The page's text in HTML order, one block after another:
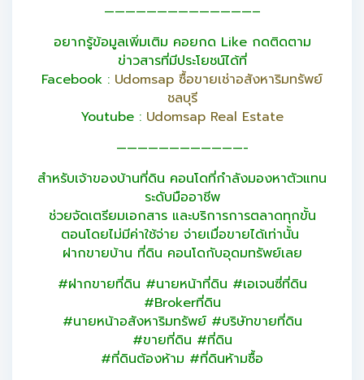
——————————————–
อยากรู้ข้อมูลเพิ่มเติม คอยกด Like กดติดตาม
ข่าวสารที่มีประโยชน์ได้ที่
Facebook : Udomsap ซื้อขายเช่าอสังหาริมทรัพย์
ชลบุรี
Youtube : Udomsap Real Estate
————————————-
สำหรับเจ้าของบ้านที่ดิน คอนโดที่กำลังมองหาตัวแทน
ระดับมืออาชีพ
ช่วยจัดเตรียมเอกสาร และบริการการตลาดทุกขั้น
ตอนโดยไม่มีค่าใช้จ่าย จ่ายเมื่อขายได้เท่านั้น
ฝากขายบ้าน ที่ดิน คอนโดกับอุดมทรัพย์เลย
#ฝากขายที่ดิน #นายหน้าที่ดิน #เอเจนซี่ที่ดิน
#Brokerที่ดิน
#นายหน้าอสังหาริมทรัพย์ #บริษัทขายที่ดิน
#ขายที่ดิน #ที่ดิน
#ที่ดินต้องห้าม #ที่ดินห้ามซื้อ